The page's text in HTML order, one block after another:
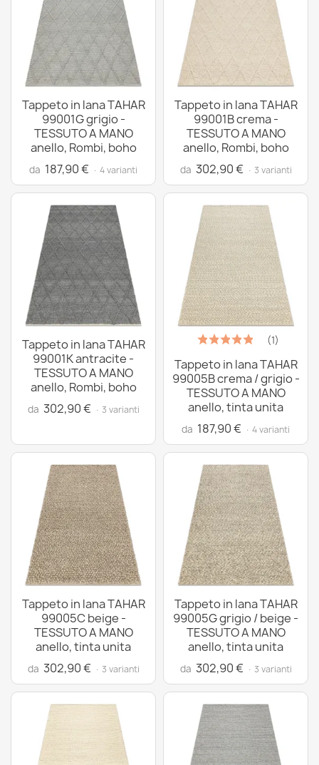
Tappeto in lana TAHAR
99001G grigio -
TESSUTO A MANO
anello, Rombi, boho
da 187,90 € · 4 varianti
Tappeto in lana TAHAR
99001B crema -
TESSUTO A MANO
anello, Rombi, boho
da 302,90 € · 3 varianti
Tappeto in lana TAHAR
99001K antracite -
TESSUTO A MANO
anello, Rombi, boho
da 302,90 € · 3 varianti
(1)
Tappeto in lana TAHAR
99005B crema / grigio -
TESSUTO A MANO
anello, tinta unita
da 187,90 € · 4 varianti
Tappeto in lana TAHAR
99005C beige -
TESSUTO A MANO
anello, tinta unita
da 302,90 € · 3 varianti
Tappeto in lana TAHAR
99005G grigio / beige -
TESSUTO A MANO
anello, tinta unita
da 302,90 € · 3 varianti